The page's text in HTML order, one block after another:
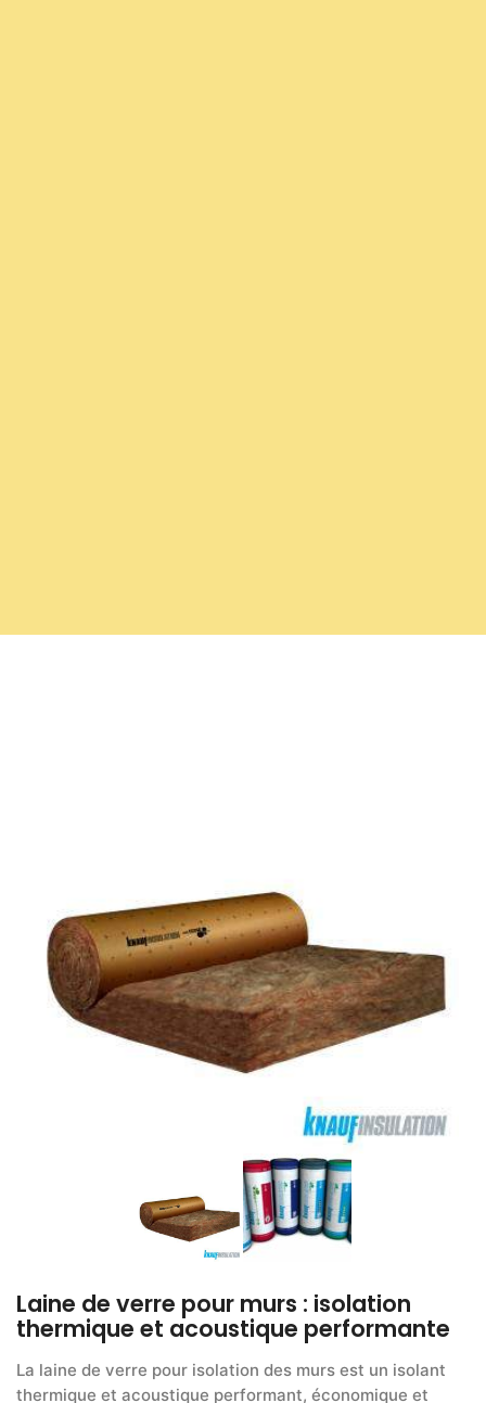
Laine de verre pour murs : isolation
thermique et acoustique performante
La laine de verre pour isolation des murs est un isolant
thermique et acoustique performant, économique et